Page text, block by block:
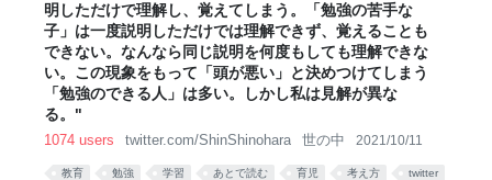
明しただけで理解し、覚えてしまう。「勉強の苦手な
子」は一度説明しただけでは理解できず、覚えることも
できない。なんなら同じ説明を何度もしても理解できな
い。この現象をもって「頭が悪い」と決めつけてしまう
「勉強のできる人」は多い。しかし私は見解が異な
る。"
1074 users twitter.com/ShinShinohara 世の中 2021/10/11
教育 勉強 学習 あとで読む 育児 考え方 twitter